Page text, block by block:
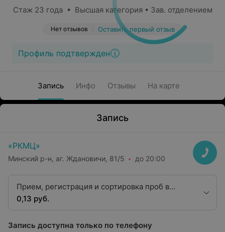
Стаж 23 года • Высшая категория • Зав. отделением
Нет отзывов Оставить первый отзыв
Профиль подтвержден
Запись Инфо Отзывы На карте
Запись
«РКМЦ»
Минский р-н, аг. Ждановичи, 81/5 до 20:00
Прием, регистрация и сортировка проб в
централизованных лабораториях
0,13 руб.
Запись доступна только по телефону